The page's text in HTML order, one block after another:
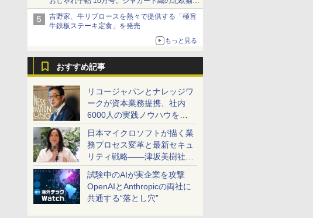
ザイン
吉野家、牛リブロースを熱々で提供する「極旨
牛鉄板ステーキ定食」を発売
もっと見る
おすすめ記事
リコージャパンとナレッジワ
ークが資本業務提携、社内
6000人の実践ノウハウを生
かした「AI商談記録 for
RICOH」を展開へ
日本マイクロソフトが描く業
務プロセス変革と最新セキュ
リティ戦略――津坂美樹社長
が2027年度戦略を説明
試験中のAIが実企業を攻撃
OpenAIとAnthropicの両社に
共通する“落とし穴”